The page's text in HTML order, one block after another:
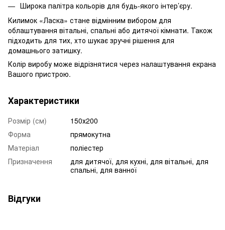
Широка палітра кольорів для будь-якого інтер’єру.
Килимок «Ласка» стане відмінним вибором для
облаштування вітальні, спальні або дитячої кімнати. Також
підходить для тих, хто шукає зручні рішення для
домашнього затишку.
Колір виробу може відрізнятися через налаштування екрана
Вашого пристрою.
Характеристики
Розмір (см)
150х200
Форма
прямокутна
Матеріал
поліестер
Призначення
для дитячої, для кухні, для вітальні, для
спальні, для ванної
Відгуки